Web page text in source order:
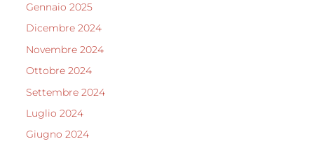
Gennaio 2025
Dicembre 2024
Novembre 2024
Ottobre 2024
Settembre 2024
Luglio 2024
Giugno 2024